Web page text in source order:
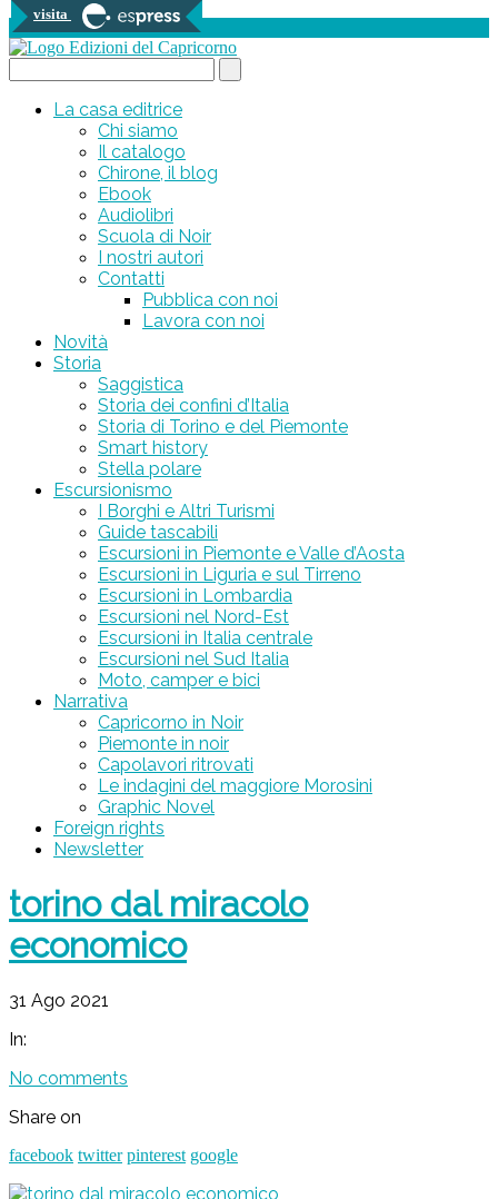
visita
0 prodotti
La casa editrice
Chi siamo
Il catalogo
Chirone, il blog
Ebook
Audiolibri
Scuola di Noir
I nostri autori
Contatti
Pubblica con noi
Lavora con noi
Novità
Storia
Saggistica
Storia dei confini d’Italia
Storia di Torino e del Piemonte
Smart history
Stella polare
Escursionismo
I Borghi e Altri Turismi
Guide tascabili
Escursioni in Piemonte e Valle d’Aosta
Escursioni in Liguria e sul Tirreno
Escursioni in Lombardia
Escursioni nel Nord-Est
Escursioni in Italia centrale
Escursioni nel Sud Italia
Moto, camper e bici
Narrativa
Capricorno in Noir
Piemonte in noir
Capolavori ritrovati
Le indagini del maggiore Morosini
Graphic Novel
Foreign rights
Newsletter
torino dal miracolo
economico
31 Ago 2021
In:
No comments
Share on
facebook twitter pinterest google